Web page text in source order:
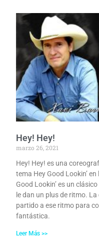
Hey! Hey!
marzo 26, 2021
Hey! Hey! es una
tema Hey Good Lookin’
Good Lookin’ es un
le dan un plus de ritmo.
partido a ese ritmo para
fantástica.
Leer Más >>